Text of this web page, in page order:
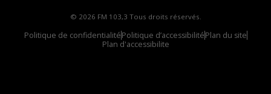
© 2026 FM 103,3 Tous droits réservés.
Politique de confidentialitéPolitique d’accessibilitéPlan du site
Plan d'accessibilite